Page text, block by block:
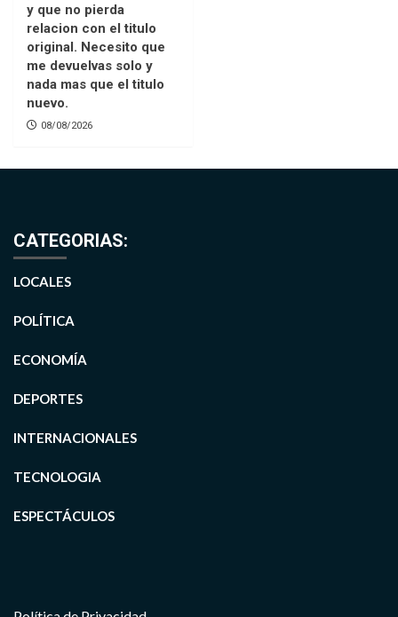
y que no pierda
relacion con el titulo
original. Necesito que
me devuelvas solo y
nada mas que el titulo
nuevo.
08/08/2026
CATEGORIAS:
LOCALES
POLÍTICA
ECONOMÍA
DEPORTES
INTERNACIONALES
TECNOLOGIA
ESPECTÁCULOS